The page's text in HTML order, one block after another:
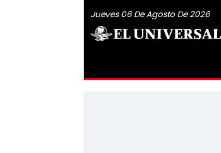
Jueves 06 De Agosto De 2026